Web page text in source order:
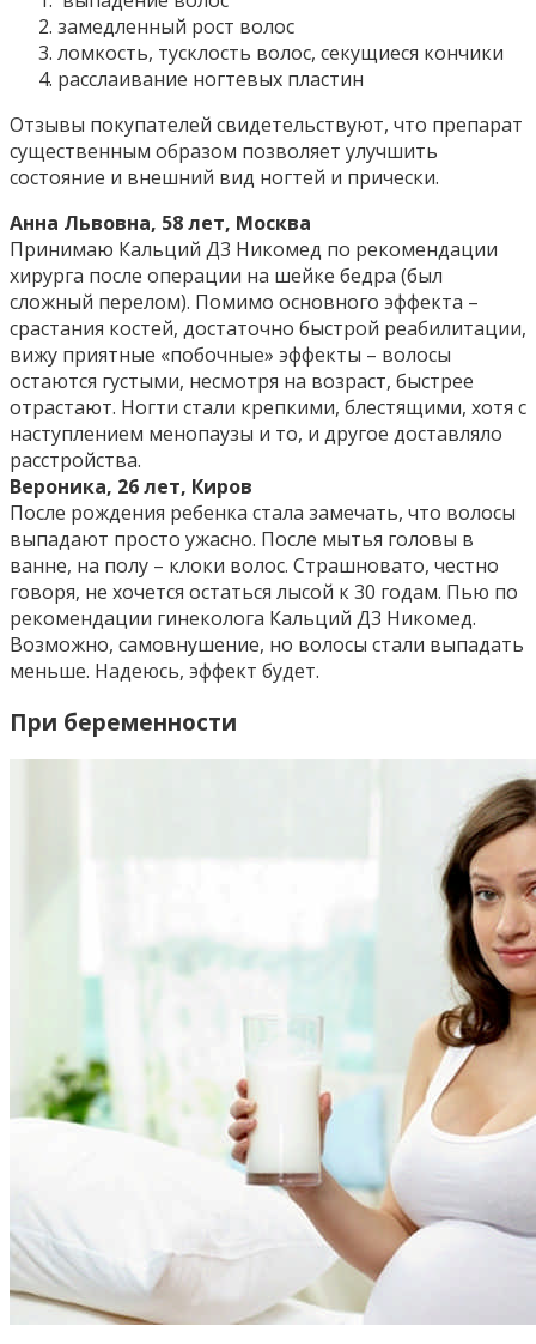
замедленный рост волос
ломкость, тусклость волос, секущиеся кончики
расслаивание ногтевых пластин
Отзывы покупателей свидетельствуют, что препарат
существенным образом позволяет улучшить
состояние и внешний вид ногтей и прически.
Анна Львовна, 58 лет, Москва
Принимаю Кальций Д3 Никомед по рекомендации
хирурга после операции на шейке бедра (был
сложный перелом). Помимо основного эффекта –
срастания костей, достаточно быстрой реабилитации,
вижу приятные «побочные» эффекты – волосы
остаются густыми, несмотря на возраст, быстрее
отрастают. Ногти стали крепкими, блестящими, хотя с
наступлением менопаузы и то, и другое доставляло
расстройства.
Вероника, 26 лет, Киров
После рождения ребенка стала замечать, что волосы
выпадают просто ужасно. После мытья головы в
ванне, на полу – клоки волос. Страшновато, честно
говоря, не хочется остаться лысой к 30 годам. Пью по
рекомендации гинеколога Кальций Д3 Никомед.
Возможно, самовнушение, но волосы стали выпадать
меньше. Надеюсь, эффект будет.
При беременности